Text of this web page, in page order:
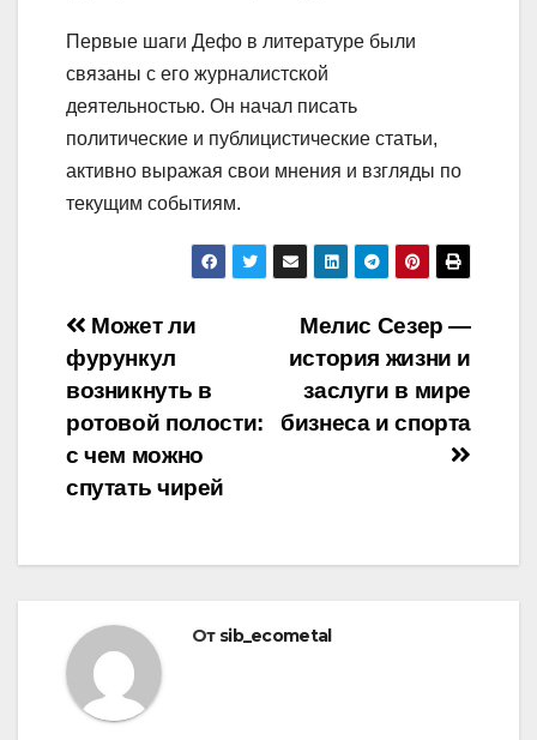
Первые шаги Дефо в литературе были
связаны с его журналистской
деятельностью. Он начал писать
политические и публицистические статьи,
активно выражая свои мнения и взгляды по
текущим событиям.
Навигация
по
записям
Мелис Сезер —
история жизни и
заслуги в мире
бизнеса и спорта
Может ли
фурункул
возникнуть в
ротовой полости:
с чем можно
спутать чирей
От sib_ecometal